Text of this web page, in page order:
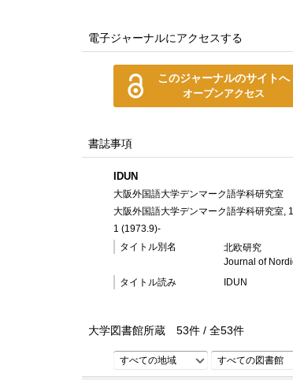
電子ジャーナルにアクセスする
このジャーナルのサイトへ
オープンアクセス
書誌事項
IDUN
大阪外国語大学デンマーク語学科研究室
大阪外国語大学デンマーク語学科研究室,
1 (1973.9)-
タイトル別名
北欧研究
Journal of
タイトル読み
IDUN
大学図書館所蔵 53件 / 全53件
すべての地域 すべての図書館